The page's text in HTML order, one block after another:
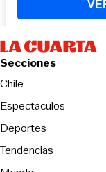
Secciones
Chile
Espectaculos
Deportes
Tendencias